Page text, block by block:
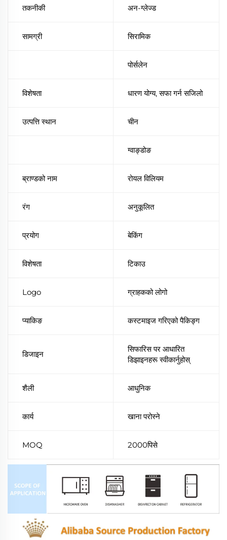
तकनीकी अन-ग्लेज्ड
सामग्री सिरामिक
पोर्सलेन
विशेषता धारण योग्य, सफा गर्न सजिलो
उत्पत्ति स्थान चीन
ग्वाङ्डोङ
ब्राण्डको नाम रोयल विलियम
रंग अनुकूलित
प्रयोग बेकिंग
विशेषता टिकाउ
Logo ग्राहकको लोगो
प्याकिङ कस्टमाइज गरिएको पैकिङ्ग
डिजाइन
सिफारिस पर आधारित
डिझाइनहरू स्वीकार्नुहोस्
शैली आधुनिक
कार्य खाना परोस्ने
MOQ 2000पिसे